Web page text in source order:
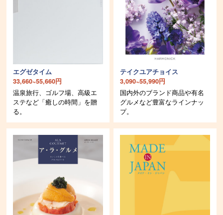
エグゼタイム
33,660~55,660円
温泉旅行、ゴルフ場、高級エ
ステなど「癒しの時間」を贈
る。
テイクユアチョイス
3,090~55,990円
国内外のブランド商品や有名
グルメなど豊富なラインナッ
プ。